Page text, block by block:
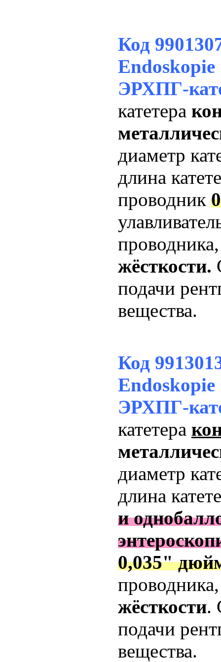
Код
ЭРХПГ-
катетера
диаметр
длина
проводник
жёсткости.
подачи
вещества.
Код
ЭРХПГ-
катетера
диаметр
длина
и
0,035"
жёсткости.
подачи
вещества.